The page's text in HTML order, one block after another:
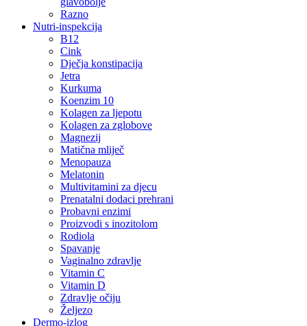
Razno
Nutri-inspekcija
B12
Cink
Dječja konstipacija
Jetra
Kurkuma
Koenzim 10
Kolagen za ljepotu
Kolagen za zglobove
Magnezij
Matična mliječ
Menopauza
Melatonin
Multivitamini za djecu
Prenatalni dodaci prehrani
Probavni enzimi
Proizvodi s inozitolom
Rodiola
Spavanje
Vaginalno zdravlje
Vitamin C
Vitamin D
Zdravlje očiju
Željezo
Dermo-izlog